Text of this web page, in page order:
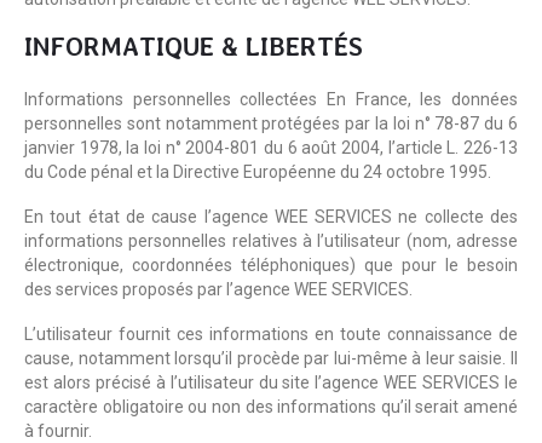
INFORMATIQUE & LIBERTÉS
Informations personnelles collectées En France, les données
personnelles sont notamment protégées par la loi n° 78-87 du 6
janvier 1978, la loi n° 2004-801 du 6 août 2004, l’article L. 226-13
du Code pénal et la Directive Européenne du 24 octobre 1995.
En tout état de cause l’agence WEE SERVICES ne collecte des
informations personnelles relatives à l’utilisateur (nom, adresse
électronique, coordonnées téléphoniques) que pour le besoin
des services proposés par l’agence WEE SERVICES.
L’utilisateur fournit ces informations en toute connaissance de
cause, notamment lorsqu’il procède par lui-même à leur saisie. Il
est alors précisé à l’utilisateur du site l’agence WEE SERVICES le
caractère obligatoire ou non des informations qu’il serait amené
à fournir.